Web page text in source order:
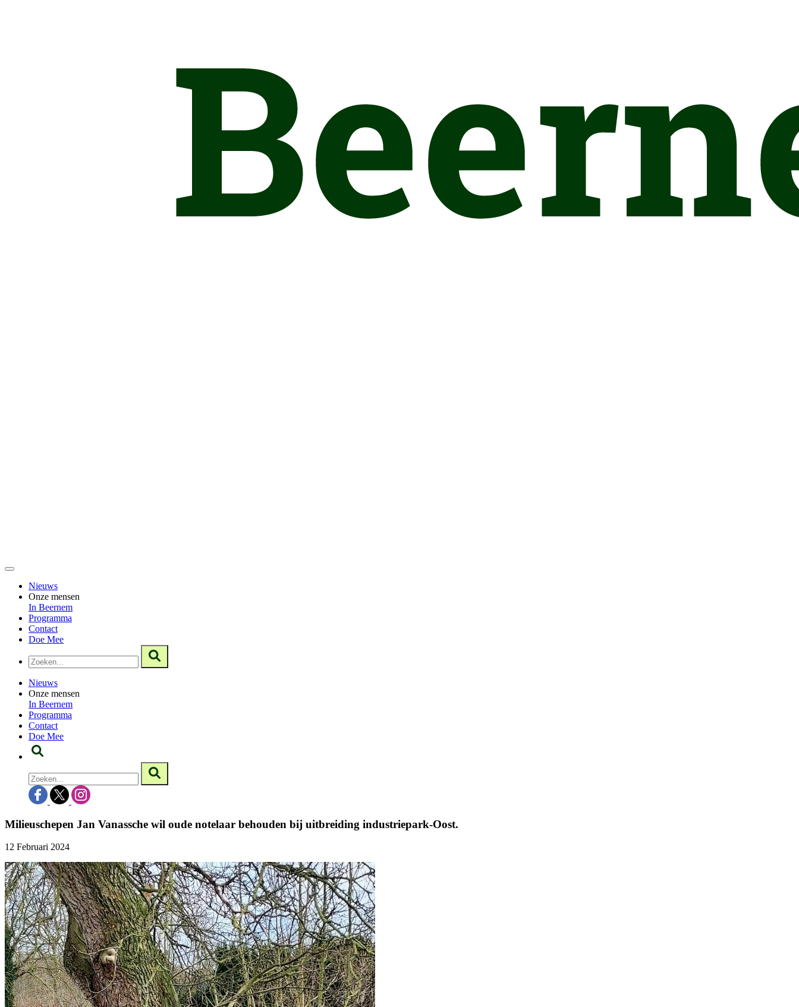
Nieuws
Onze mensen
In Beernem
Programma
Contact
Doe Mee
Nieuws
Onze mensen
In Beernem
Programma
Contact
Doe Mee
Milieuschepen Jan Vanassche wil oude notelaar behouden bij uitbreiding industriepark-Oost.
12 Februari 2024